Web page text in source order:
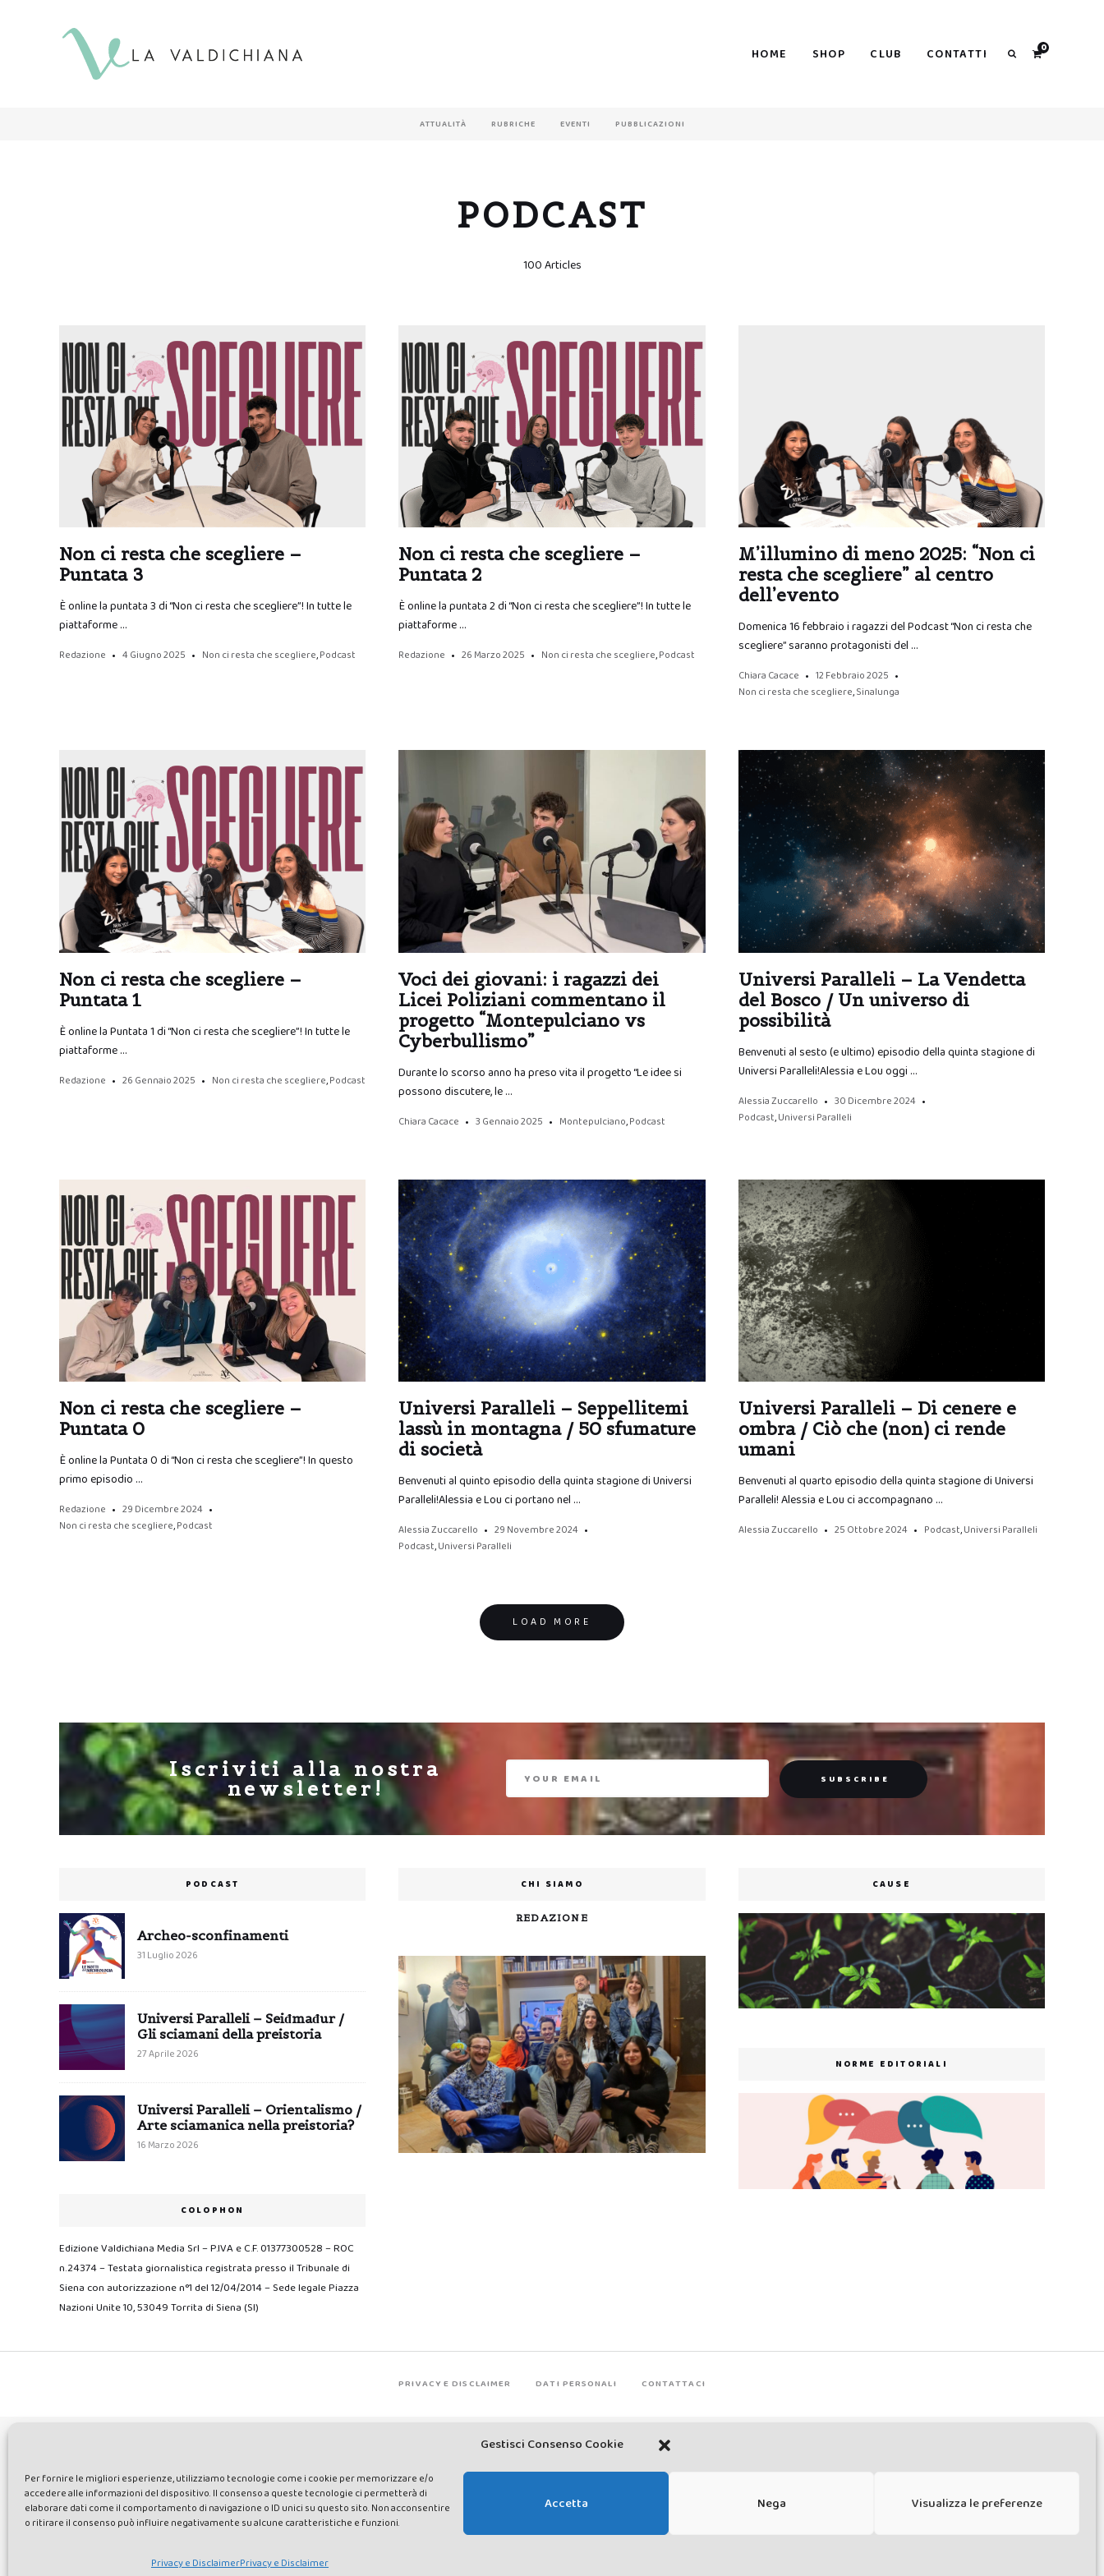
Gestisci Consenso Cookie
Per fornire le migliori esperienze, utilizziamo tecnologie come i cookie per memorizzare e/o
accedere alle informazioni del dispositivo. Il consenso a queste tecnologie ci permetterà di
elaborare dati come il comportamento di navigazione o ID unici su questo sito. Non acconsentire
o ritirare il consenso può influire negativamente su alcune caratteristiche e funzioni.
Accetta Nega Visualizza le preferenze
Privacy e DisclaimerPrivacy e Disclaimer
HOME SHOP CLUB CONTATTI 0
ATTUALITÀ RUBRICHE EVENTI PUBBLICAZIONI
PODCAST
100 Articles
Non ci resta che scegliere –
Puntata 3
È online la puntata 3 di “Non ci resta che scegliere”! In tutte le
piattaforme …
Redazione 4 Giugno 2025 Non ci resta che scegliere,Podcast
Non ci resta che scegliere –
Puntata 2
È online la puntata 2 di “Non ci resta che scegliere”! In tutte le
piattaforme …
Redazione 26 Marzo 2025 Non ci resta che scegliere,Podcast
M’illumino di meno 2025: “Non ci
resta che scegliere” al centro
dell’evento
Domenica 16 febbraio i ragazzi del Podcast “Non ci resta che
scegliere” saranno protagonisti del …
Chiara Cacace
12 Febbraio 2025
Non ci resta che scegliere,Sinalunga
Non ci resta che scegliere –
Puntata 1
È online la Puntata 1 di “Non ci resta che scegliere”! In tutte le
piattaforme …
Redazione 26 Gennaio 2025 Non ci resta che scegliere,Podcast
Voci dei giovani: i ragazzi dei
Licei Poliziani commentano il
progetto “Montepulciano vs
Cyberbullismo”
Durante lo scorso anno ha preso vita il progetto “Le idee si
possono discutere, le …
Chiara Cacace 3 Gennaio 2025 Montepulciano,Podcast
Universi Paralleli – La Vendetta
del Bosco / Un universo di
possibilità
Benvenuti al sesto (e ultimo) episodio della quinta stagione di
Universi Paralleli!Alessia e Lou oggi …
Alessia Zuccarello
30 Dicembre 2024
Podcast,Universi Paralleli
Non ci resta che scegliere –
Puntata 0
È online la Puntata 0 di “Non ci resta che scegliere”! In questo
primo episodio …
Redazione
29 Dicembre 2024
Non ci resta che scegliere,Podcast
Universi Paralleli – Seppellitemi
lassù in montagna / 50 sfumature
di società
Benvenuti al quinto episodio della quinta stagione di Universi
Paralleli!Alessia e Lou ci portano nel …
Alessia Zuccarello
29 Novembre 2024
Podcast,Universi Paralleli
Universi Paralleli – Di cenere e
ombra / Ciò che (non) ci rende
umani
Benvenuti al quarto episodio della quinta stagione di Universi
Paralleli! Alessia e Lou ci accompagnano …
Alessia Zuccarello 25 Ottobre 2024 Podcast,Universi Paralleli
LOAD MORE
Iscriviti alla nostra
newsletter!
PODCAST
Archeo-sconfinamenti
31 Luglio 2026
Universi Paralleli – Seiđmađur /
Gli sciamani della preistoria
27 Aprile 2026
Universi Paralleli – Orientalismo /
Arte sciamanica nella preistoria?
16 Marzo 2026
COLOPHON
Edizione Valdichiana Media Srl – P.IVA e C.F. 01377300528 – ROC
n.24374 – Testata giornalistica registrata presso il Tribunale di
Siena con autorizzazione n°1 del 12/04/2014 – Sede legale Piazza
Nazioni Unite 10, 53049 Torrita di Siena (SI)
CHI SIAMO
REDAZIONE
CAUSE
NORME EDITORIALI
PRIVACY E DISCLAIMER DATI PERSONALI CONTATTACI
Made by Avatar Web Communication © Copyright 2013-2026. All rights reserved - Testata registrata presso il Tribunale di Siena con autorizzazione n°1 del 12/04/2014 - Direttrice Responsabile: Chiara Cacace - E-
mail: direzione@lavaldichiana.it - Editore: Valdichiana Media Srl – P.IVA e C.F. 01377300528 –amministrazione@lavaldichiana.it - Sede legale: Piazza Nazioni Unite 10, Torrita di Siena (SI) - Iscrizione al Registro degli